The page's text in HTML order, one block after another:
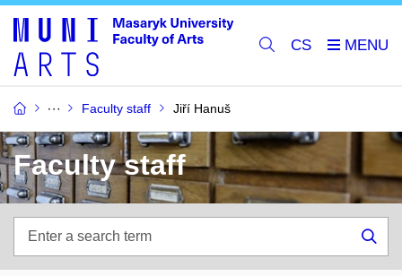
CS
Faculty staff Jiří Hanuš
Faculty staff
search